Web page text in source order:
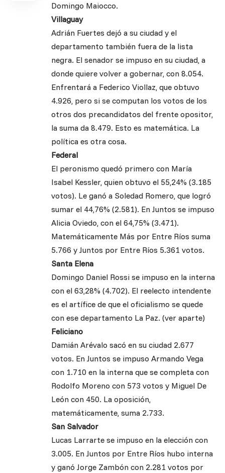
Domingo Maiocco.
Villaguay
Adrián Fuertes dejó a su ciudad y el
departamento también fuera de la lista
negra. El senador se impuso en su ciudad, a
donde quiere volver a gobernar, con 8.054.
Enfrentará a Federico Viollaz, que obtuvo
4.926, pero si se computan los votos de los
otros dos precandidatos del frente opositor,
la suma da 8.479. Esto es matemática. La
política es otra cosa.
Federal
El peronismo quedó primero con María
Isabel Kessler, quien obtuvo el 55,24% (3.185
votos). Le ganó a Soledad Romero, que logró
sumar el 44,76% (2.581). En Juntos se impuso
Alicia Oviedo, con el 64,75% (3.471).
Matemáticamente Más por Entre Ríos suma
5.766 y Juntos por Entre Ríos 5.361 votos.
Santa Elena
Domingo Daniel Rossi se impuso en la interna
con el 63,28% (4.702). El reelecto intendente
es el artífice de que el oficialismo se quede
con ese departamento La Paz. (ver aparte)
Feliciano
Damián Arévalo sacó en su ciudad 2.677
votos. En Juntos se impuso Armando Vega
con 1.710 en la interna que se completa con
Rodolfo Moreno con 573 votos y Miguel De
León con 450. La oposición,
matemáticamente, suma 2.733.
San Salvador
Lucas Larrarte se impuso en la elección con
3.005. En Juntos por Entre Ríos hubo interna
y ganó Jorge Zambón con 2.281 votos por